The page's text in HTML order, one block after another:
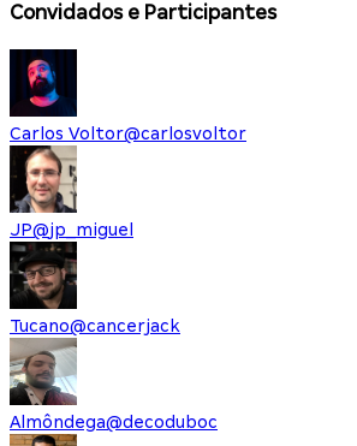
Convidados e Participantes
Carlos Voltor@carlosvoltor
JP@jp_miguel
Tucano@cancerjack
Almôndega@decoduboc